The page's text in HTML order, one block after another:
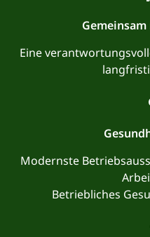
Eine
Modernste
Betriebliches